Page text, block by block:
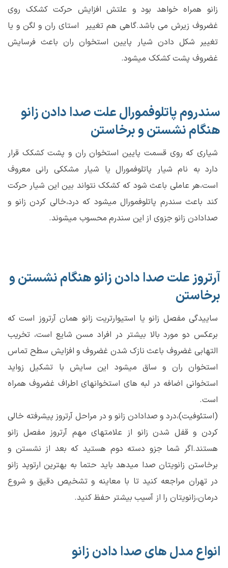
زانو همراه خواهد بود و علتش افزایش حرکت کشکک روی
غضروف زیرش می باشد.گاهی هم تغییر استای ران و لگن و یا
تغییر شکل دادن شیار پایین استخوان ران باعث فرسایش
غضروف پشت کشکک میشود.
سندروم پاتلوفمورال علت صدا دادن زانو
هنگام نشستن و برخاستن
شیاری که روی قسمت پایین استخوان ران و پشت کشکک قرار
دارد به نام شیار پاتلوفمورال یا شیار مشککی رانی معروف
است،هر عاملی باعث شود که کشکک نتواند بین این شیار حرکت
کند باعث سندرم پاتلوفمورال میشود که درد،خالی کردن زانو و
صدادادن زانو جزوی از این سندرم محسوب میشوند.
آرتروز علت صدا دادن زانو هنگام نشستن و
برخاستن
ساییدگی مفصل زانو یا استیوارتریت زانو همان آرتروز است که
برعکس دو مورد بالا بیشتر در افراد مسن شایع است، تخریب
التهابی غضروف باعث نازک شدن غضروف و افزایش سطح تماس
استخوان ران و ساق میشود این سایش با تشکیل زواید
استخوانی اضافه در لبه های استخوانهای اطراف غضروف همراه
است.
(استئوفیت)،درد و صدادادن زانو و در مراحل آرتروز پیشرفته خالی
کردن و قفل شدن زانو از علامتهای مهم آرتروز مفصل زانو
هستند.اگر شما جزو دسته دوم هستید که بعد از نشستن و
برخاستن زانویتان صدا میدهد باید حتما به بهترین ارتوپد زانو
در تهران مراجعه کنید تا با معاینه و تشخیص دقیق و شروع
درمان،زانویتان را از آسیب بیشتر حفظ کنید.
انواع مدل های صدا دادن زانو